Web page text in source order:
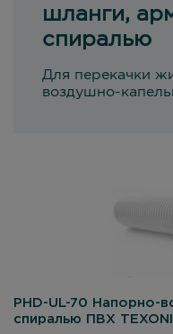
шланги,
спиралью
Для перекачки
воздушно-
PHD-UL-70 Напорно-
спиралью ПВХ